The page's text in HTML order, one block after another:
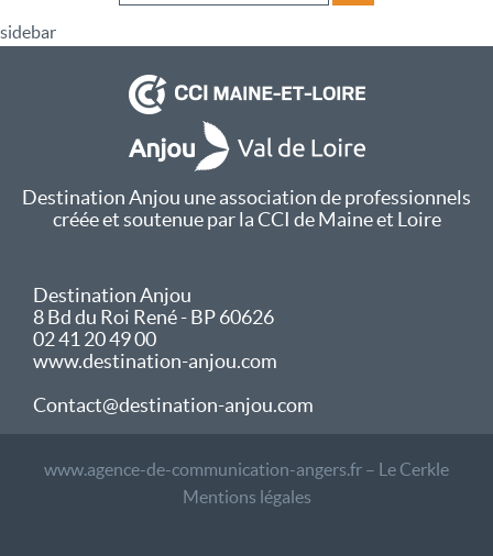
sidebar
Destination Anjou une association de professionnels
créée et soutenue par la CCI de Maine et Loire
Destination Anjou
8 Bd du Roi René - BP 60626
02 41 20 49 00
www.destination-anjou.com
Contact@destination-anjou.com
www.agence-de-communication-angers.fr – Le Cerkle
Mentions légales